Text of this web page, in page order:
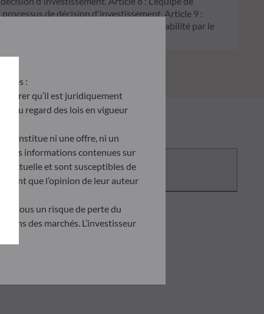
de décision d'investissement. Article 9 :
écologique, et traite les risques de durabilité par le
Documentation
:
qu’il est juridiquement
au regard des lois en vigueur
constitue ni une offre, ni un
Les informations contenues sur
et sont susceptibles de
que l’opinion de leur auteur
tous un risque de perte du
des marchés. L’investisseur
obligatoirement consulter le
avant de souscrire.